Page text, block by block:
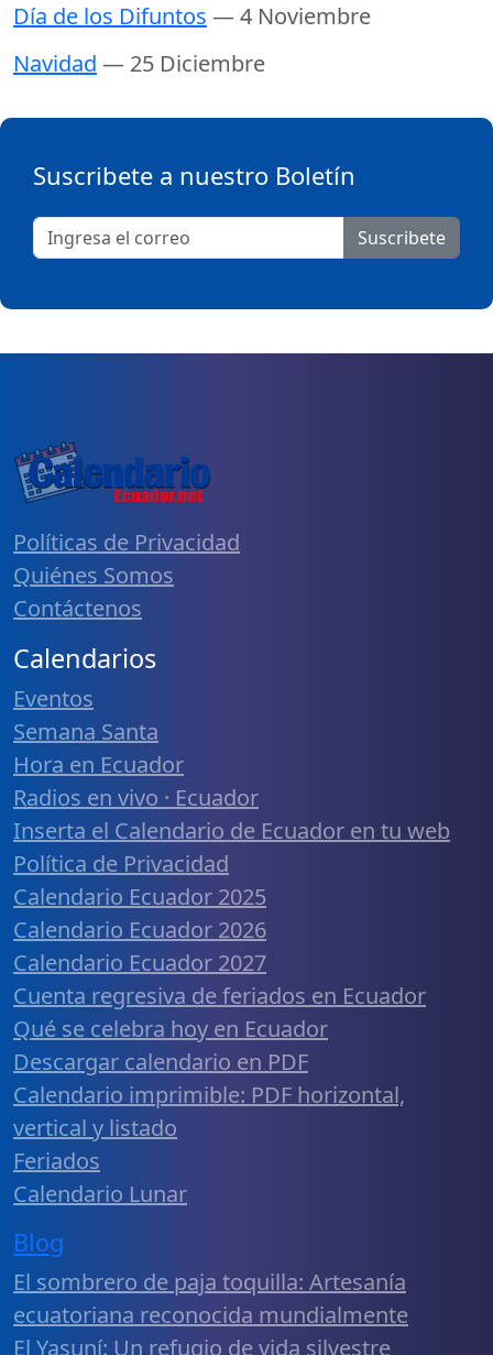
Día de los Difuntos — 4 Noviembre
Navidad — 25 Diciembre
Suscribete a nuestro Boletín
Suscribete
Políticas de Privacidad
Quiénes Somos
Contáctenos
Calendarios
Eventos
Semana Santa
Hora en Ecuador
Radios en vivo · Ecuador
Inserta el Calendario de Ecuador en tu web
Política de Privacidad
Calendario Ecuador 2025
Calendario Ecuador 2026
Calendario Ecuador 2027
Cuenta regresiva de feriados en Ecuador
Qué se celebra hoy en Ecuador
Descargar calendario en PDF
Calendario imprimible: PDF horizontal,
vertical y listado
Feriados
Calendario Lunar
Blog
El sombrero de paja toquilla: Artesanía
ecuatoriana reconocida mundialmente
El Yasuní: Un refugio de vida silvestre